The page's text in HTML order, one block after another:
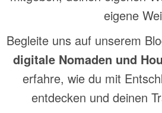
eigene
Begleite uns auf unserem
digitale Nomaden und
erfahre, wie du mit
entdecken und deinen